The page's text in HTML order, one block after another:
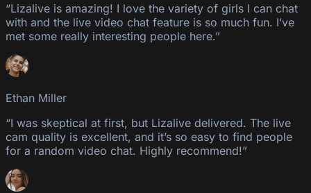
“Lizalive is amazing! I love the variety of girls I can chat
with and the live video chat feature is so much fun. I’ve
met some really interesting people here.”
Ethan Miller
“I was skeptical at first, but Lizalive delivered. The live
cam quality is excellent, and it’s so easy to find people
for a random video chat. Highly recommend!”